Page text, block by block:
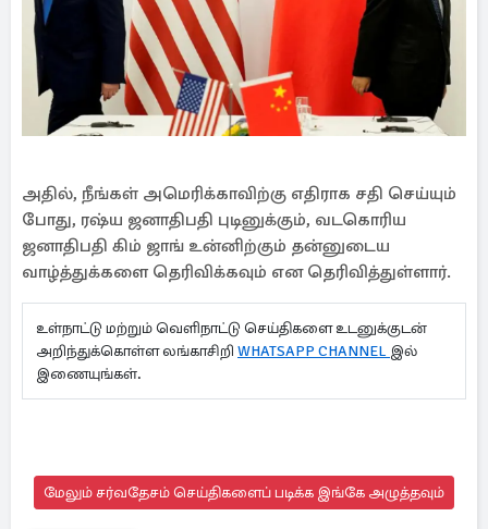
அதில், நீங்கள் அமெரிக்காவிற்கு எதிராக சதி செய்யும்
போது, ரஷ்ய ஜனாதிபதி புடினுக்கும், வடகொரிய
ஜனாதிபதி கிம் ஜாங் உன்னிற்கும் தன்னுடைய
வாழ்த்துக்களை தெரிவிக்கவும் என தெரிவித்துள்ளார்.
உள்நாட்டு மற்றும் வெளிநாட்டு செய்திகளை உடனுக்குடன்
அறிந்துக்கொள்ள லங்காசிறி WHATSAPP CHANNEL இல்
இணையுங்கள்.
மேலும் சர்வதேசம் செய்திகளைப் படிக்க இங்கே அழுத்தவும்